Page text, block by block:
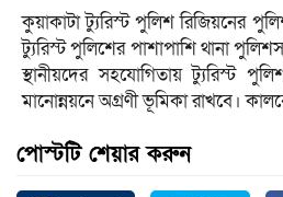
কুয়াকাটা ট্যুরিস্ট পুলিশ রিজিয়নের
ট্যুরিস্ট পুলিশের পাশাপাশি থানা
স্থানীয়দের সহযোগিতায় ট্যুরিস্ট
মানোন্নয়নে অগ্রণী ভূমিকা রাখবে।
পোস্টটি শেয়ার করুন